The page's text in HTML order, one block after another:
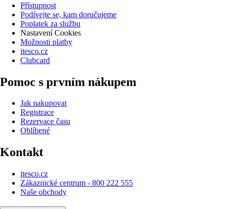
Přístupnost
Podívejte se, kam doručujeme
Poplatek za službu
Nastavení Cookies
Možnosti platby
itesco.cz
Clubcard
Pomoc s prvním nákupem
Jak nakupovat
Registrace
Rezervace času
Oblíbené
Kontakt
itesco.cz
Zákaznické centrum - 800 222 555
Naše obchody